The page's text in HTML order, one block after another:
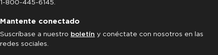
1-800-445-6145.
Mantente conectado
Suscríbase a nuestro boletín y conéctate con nosotros en las
redes sociales.